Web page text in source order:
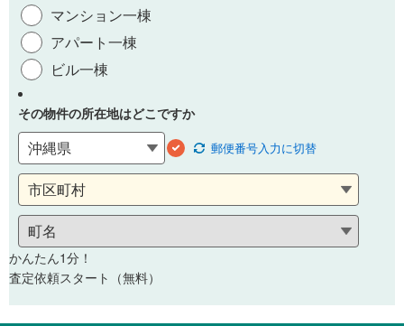
マンション一棟
アパート一棟
ビル一棟
その物件の所在地はどこですか
郵便番号入力に切替
かんたん1分！
査定依頼スタート（無料）